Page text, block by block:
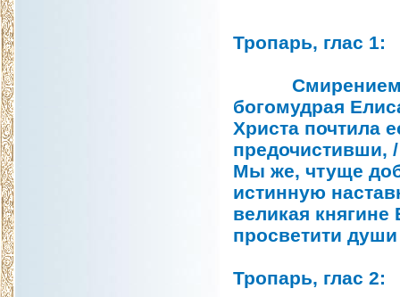
Тропарь, глас 1:
Смирением
богомудрая
Христа почтила
предочистивши,
Мы же, чтуще
истинную
великая
просветити
Тропарь, глас 2: